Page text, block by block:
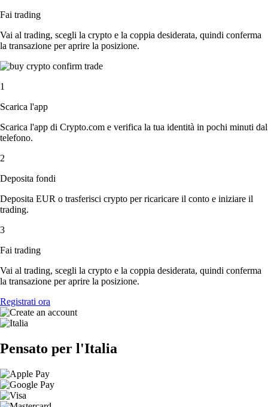
Fai trading
Vai al trading, scegli la crypto e la coppia desiderata, quindi conferma
la transazione per aprire la posizione.
1
Scarica l'app
Scarica l'app di Crypto.com e verifica la tua identità in pochi minuti dal
telefono.
2
Deposita fondi
Deposita EUR o trasferisci crypto per ricaricare il conto e iniziare il
trading.
3
Fai trading
Vai al trading, scegli la crypto e la coppia desiderata, quindi conferma
la transazione per aprire la posizione.
Registrati ora
Pensato per l'Italia